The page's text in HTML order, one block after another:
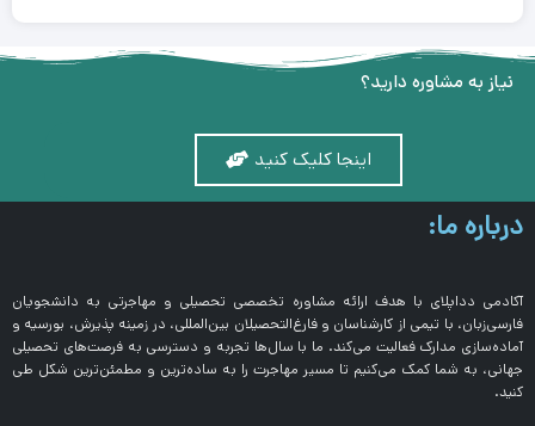
نیاز به مشاوره دارید؟
اینجا کلیک کنید
درباره ما:
آکادمی دداپلای با هدف ارائه مشاوره تخصصی تحصیلی و مهاجرتی به دانشجویان
فارسی‌زبان، با تیمی از کارشناسان و فارغ‌التحصیلان بین‌المللی، در زمینه پذیرش، بورسیه و
آماده‌سازی مدارک فعالیت می‌کند. ما با سال‌ها تجربه و دسترسی به فرصت‌های تحصیلی
جهانی، به شما کمک می‌کنیم تا مسیر مهاجرت را به ساده‌ترین و مطمئن‌ترین شکل طی
کنید.